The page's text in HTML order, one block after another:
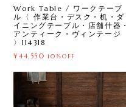
Work Table / ワークテーブ
ル〈 作業台・デスク・机・ダ
イニングテーブル・店舗什器・
アンティーク・ヴィンテージ
〉114318
¥44,550 10%OFF